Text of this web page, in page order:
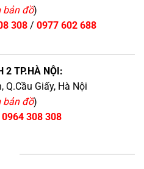
bản đồ)
308/ 0977 602 688
2 TP.HÀ NỘI:
Q.Cầu Giấy, Hà Nội
bản đồ)
0964 308 308